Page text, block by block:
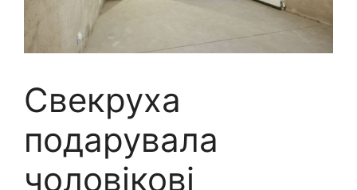
Свекруха
подарувала
чоловікові